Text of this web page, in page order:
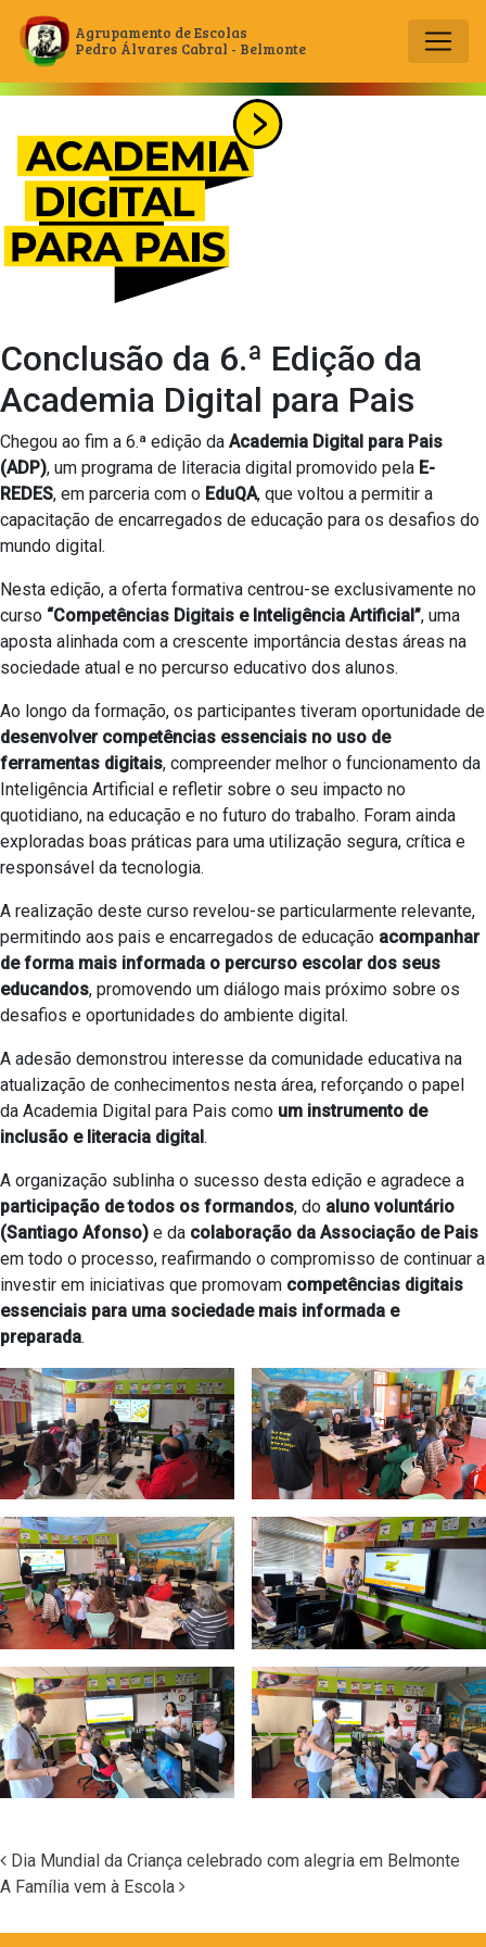
Main Navigation
Agrupamento de Escolas
Pedro Álvares Cabral - Belmonte
Conclusão da 6.ª Edição da
Academia Digital para Pais
Chegou ao fim a 6.ª edição da Academia Digital para Pais
(ADP), um programa de literacia digital promovido pela E-
REDES, em parceria com o EduQA, que voltou a permitir a
capacitação de encarregados de educação para os desafios do
mundo digital.
Nesta edição, a oferta formativa centrou-se exclusivamente no
curso “Competências Digitais e Inteligência Artificial”, uma
aposta alinhada com a crescente importância destas áreas na
sociedade atual e no percurso educativo dos alunos.
Ao longo da formação, os participantes tiveram oportunidade de
desenvolver competências essenciais no uso de
ferramentas digitais, compreender melhor o funcionamento da
Inteligência Artificial e refletir sobre o seu impacto no
quotidiano, na educação e no futuro do trabalho. Foram ainda
exploradas boas práticas para uma utilização segura, crítica e
responsável da tecnologia.
A realização deste curso revelou-se particularmente relevante,
permitindo aos pais e encarregados de educação acompanhar
de forma mais informada o percurso escolar dos seus
educandos, promovendo um diálogo mais próximo sobre os
desafios e oportunidades do ambiente digital.
A adesão demonstrou interesse da comunidade educativa na
atualização de conhecimentos nesta área, reforçando o papel
da Academia Digital para Pais como um instrumento de
inclusão e literacia digital.
A organização sublinha o sucesso desta edição e agradece a
participação de todos os formandos, do aluno voluntário
(Santiago Afonso) e da colaboração da Associação de Pais
em todo o processo, reafirmando o compromisso de continuar a
investir em iniciativas que promovam competências digitais
essenciais para uma sociedade mais informada e
preparada.
Navegação nos Posts
Dia Mundial da Criança celebrado com alegria em Belmonte
A Família vem à Escola